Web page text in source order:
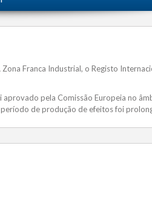
Franca Industrial, o Registo
pela Comissão Europeia no
de produção de efeitos foi